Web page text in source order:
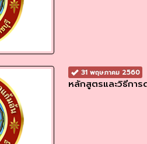
31 พฤษภาคม 2560
หลักสูตรและวิธีการ